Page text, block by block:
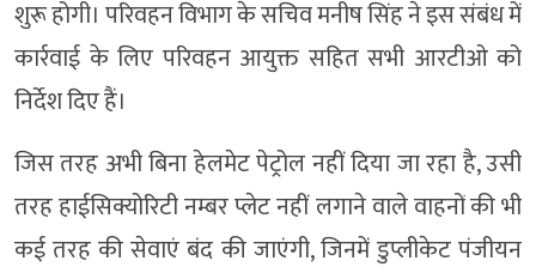
शुरू होगी। परिवहन विभाग के सचिव मनीष सिंह ने इस संबंध में
कार्रवाई के लिए परिवहन आयुक्त सहित सभी आरटीओ को
निर्देश दिए हैं।
जिस तरह अभी बिना हेलमेट पेट्रोल नहीं दिया जा रहा है, उसी
तरह हाईसिक्योरिटी नम्बर प्लेट नहीं लगाने वाले वाहनों की भी
कई तरह की सेवाएं बंद की जाएंगी, जिनमें डुप्लीकेट पंजीयन